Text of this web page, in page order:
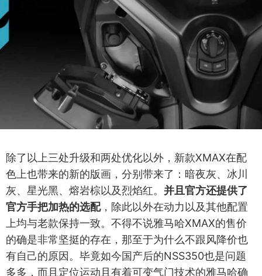
除了以上三处升级和两处优化以外，新款XMAX在配
色上也带来的新的版画，分别带来了：暗夜灰、冰川
灰、星光黑、熔岩棕以及烈焰红。 并且官方还提供了
官方手把加热的选配，除此以外在动力以及其他配置
上均与老款保持一致。不得不说雅马哈XMAX的售价
的确是非常坚挺的存在，那至于为什么不跟风降价也
有自己的原因。毕竟如今国产后的NSS350也是问题
多多，而且定位运动且有着可变气门技术的雅马哈确